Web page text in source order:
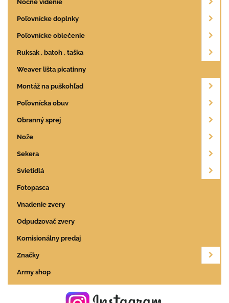
Nočné videnie
Poľovnícke doplnky
Poľovnícke oblečenie
Ruksak , batoh , taška
Weaver lišta picatinny
Montáž na puškohľad
Poľovnícka obuv
Obranný sprej
Nože
Sekera
Svietidlá
Fotopasca
Vnadenie zvery
Odpudzovač zvery
Komisionálny predaj
Značky
Army shop